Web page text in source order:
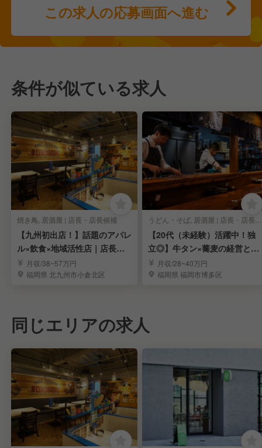
この求人の応募画面へ進む
条件が似ている求人
焼き鳥, 居酒屋 | 店長・店長候補
【九州初出店！】話題のアパレ
ル×飲食×地域活性店｜店長・
店長候補求む
月収/38~57万円
福岡県 北九州市小倉北区
うどん・そば, 居酒屋 | 店長・店長候補
【20代（未経験）活躍中！独
立◎】牛タン×蕎麦の経営と調
理技術を学ぶ。
月収/28~40万円
福岡県 福岡市博多区
同じエリアの求人